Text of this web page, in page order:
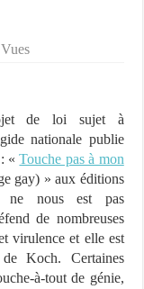
de loi sujet à
nationale publie
: «Touche pas à mon
gay) » aux éditions
ne nous est pas
de nombreuses
virulence et elle est
Koch. Certaines
à-tout de génie,